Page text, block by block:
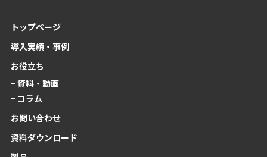
トップページ
導入実績・事例
お役立ち
− 資料・動画
− コラム
お問い合わせ
資料ダウンロード